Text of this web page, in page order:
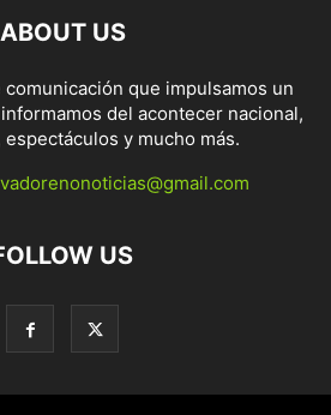
ABOUT US
que impulsamos un
del acontecer nacional,
y mucho más.
US